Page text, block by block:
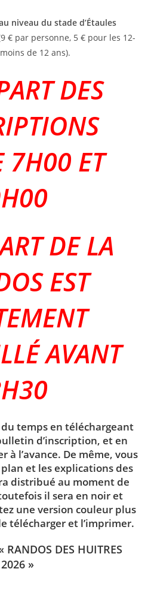
niveau du stade d’Étaules
€ par personne, 5 € pour les 12-
de 12 ans).
DES
7H00 ET
DE LA
EST
AVANT
temps en téléchargeant
d’inscription, et en
à l’avance. De même, vous
et les explications des
distribué au moment de
il sera en noir et
une version couleur plus
télécharger et l’imprimer.
DES HUITRES
2026 »